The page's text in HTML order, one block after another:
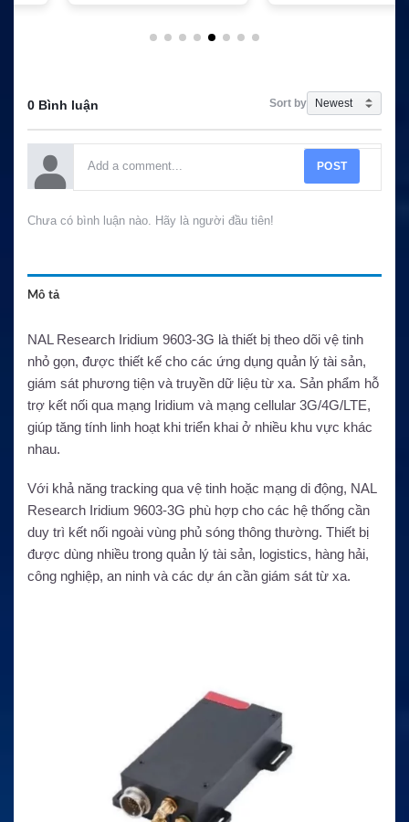
0 Bình luận Sort by
POST
Chưa có bình luận nào. Hãy là người đầu tiên!
Mô tả
NAL Research Iridium 9603-3G là thiết bị theo dõi vệ tinh
nhỏ gọn, được thiết kế cho các ứng dụng quản lý tài sản,
giám sát phương tiện và truyền dữ liệu từ xa. Sản phẩm hỗ
trợ kết nối qua mạng Iridium và mạng cellular 3G/4G/LTE,
giúp tăng tính linh hoạt khi triển khai ở nhiều khu vực khác
nhau.
Với khả năng tracking qua vệ tinh hoặc mạng di động, NAL
Research Iridium 9603-3G phù hợp cho các hệ thống cần
duy trì kết nối ngoài vùng phủ sóng thông thường. Thiết bị
được dùng nhiều trong quản lý tài sản, logistics, hàng hải,
công nghiệp, an ninh và các dự án cần giám sát từ xa.